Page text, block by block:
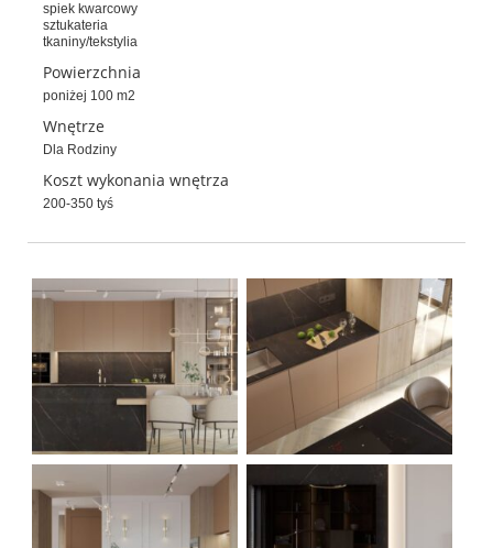
spiek kwarcowy
sztukateria
tkaniny/tekstylia
Powierzchnia
poniżej 100 m2
Wnętrze
Dla Rodziny
Koszt wykonania wnętrza
200-350 tyś